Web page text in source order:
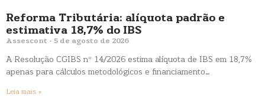
Reforma Tributária: alíquota padrão e
estimativa 18,7% do IBS
Assescont 5 de agosto de 2026
A Resolução CGIBS nº 14/2026 estima alíquota de IBS em 18,7%
apenas para cálculos metodológicos e financiamento…
Leia mais »